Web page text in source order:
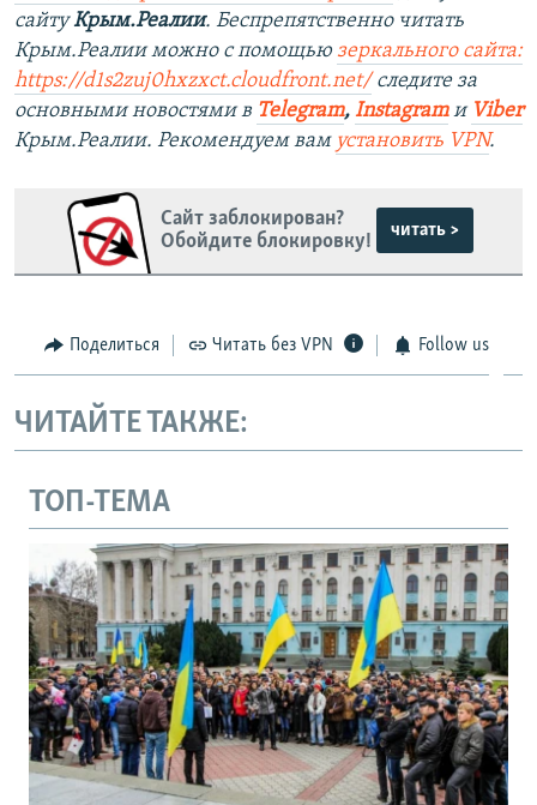
сайтуКрым.Реалии. Беспрепятственно читать
Крым.Реалии можно с помощью зеркального сайта:
https://d1s2zuj0hxzxct.cloudfront.net/следите за
основными новостями в Telegram, Instagramи Viber
Крым.Реалии. Рекомендуем вам установить VPN.
Сайт заблокирован?
Обойдите блокировку!
читать >
Поделиться Читать без VPN Follow us
ЧИТАЙТЕ ТАКЖЕ:
ТОП-ТЕМА